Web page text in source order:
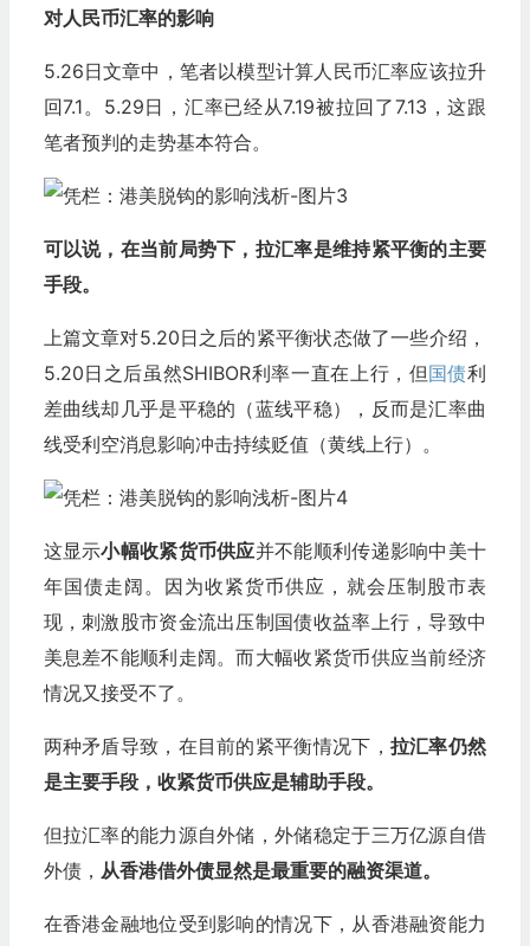
对人民币汇率的影响
5.26日文章中，笔者以模型计算人民币汇率应该拉升
回7.1。5.29日，汇率已经从7.19被拉回了7.13，这跟
笔者预判的走势基本符合。
可以说，在当前局势下，拉汇率是维持紧平衡的主要
手段。
上篇文章对5.20日之后的紧平衡状态做了一些介绍，
5.20日之后虽然SHIBOR利率一直在上行，但国债利
差曲线却几乎是平稳的（蓝线平稳），反而是汇率曲
线受利空消息影响冲击持续贬值（黄线上行）。
这显示小幅收紧货币供应并不能顺利传递影响中美十
年国债走阔。因为收紧货币供应，就会压制股市表
现，刺激股市资金流出压制国债收益率上行，导致中
美息差不能顺利走阔。而大幅收紧货币供应当前经济
情况又接受不了。
两种矛盾导致，在目前的紧平衡情况下， 拉汇率仍然
是主要手段，收紧货币供应是辅助手段。
但拉汇率的能力源自外储，外储稳定于三万亿源自借
外债， 从香港借外债显然是最重要的融资渠道。
在香港金融地位受到影响的情况下，从香港融资能力